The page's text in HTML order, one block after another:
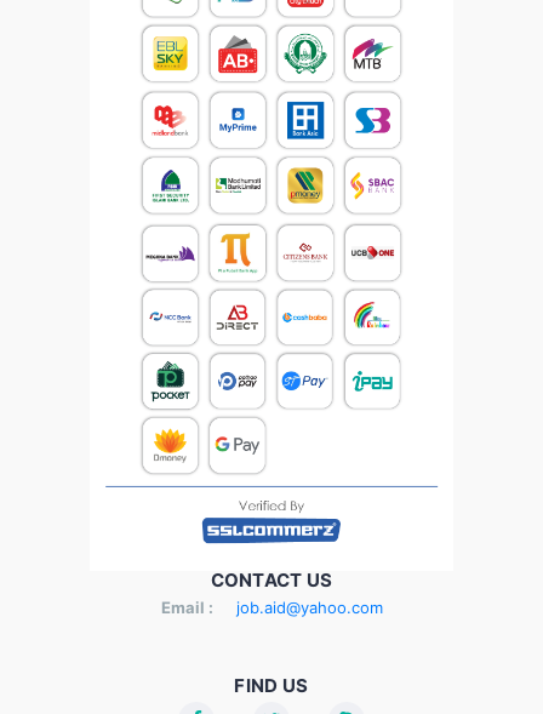
CONTACT US
Email : job.aid@yahoo.com
FIND US